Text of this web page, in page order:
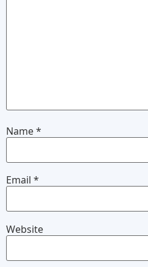
Name*
Email *
Website